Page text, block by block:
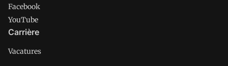
Facebook
YouTube
Carrière
Vacatures